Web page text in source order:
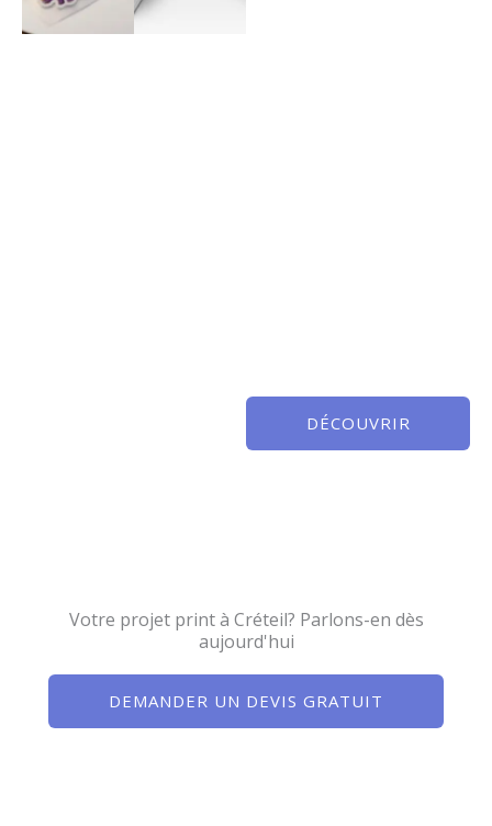
DÉCOUVRIR
Votre projet print à Créteil? Parlons-en dès
aujourd'hui
DEMANDER UN DEVIS GRATUIT